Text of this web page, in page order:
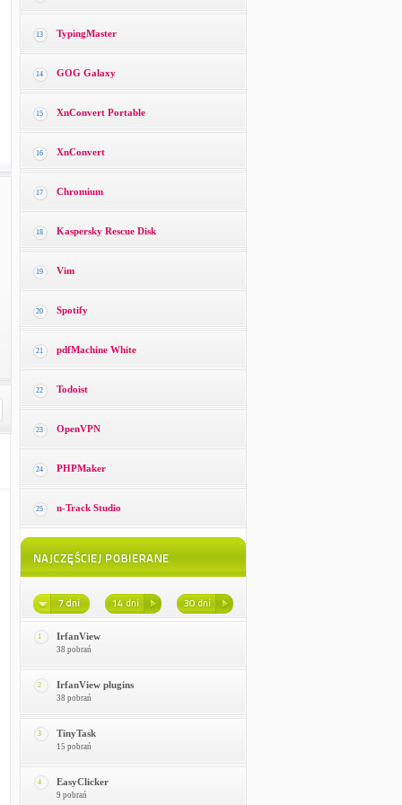
13 TypingMaster
14 GOG Galaxy
15 XnConvert Portable
16 XnConvert
17 Chromium
18 Kaspersky Rescue Disk
19 Vim
20 Spotify
21 pdfMachine White
22 Todoist
23 OpenVPN
24 PHPMaker
25 n-Track Studio
1 IrfanView
38 pobrań
2 IrfanView plugins
38 pobrań
3 TinyTask
15 pobrań
4 EasyClicker
9 pobrań